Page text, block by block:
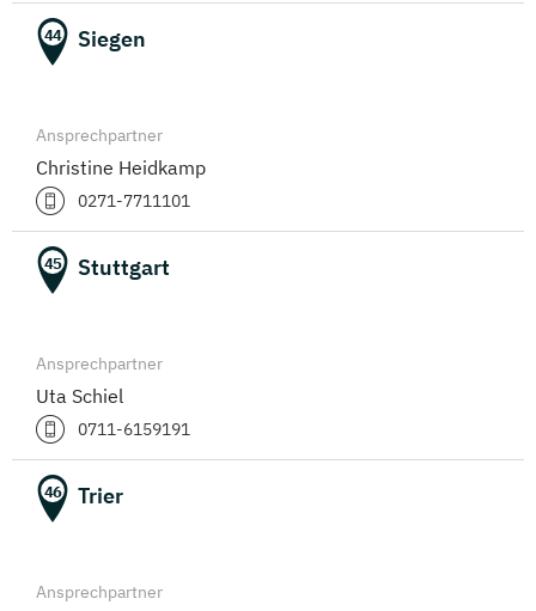
44 Siegen
Ansprechpartner
Christine Heidkamp
0271-7711101
45 Stuttgart
Ansprechpartner
Uta Schiel
0711-6159191
46 Trier
Ansprechpartner